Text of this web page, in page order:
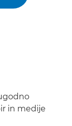
in medije